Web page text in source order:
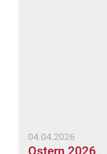
04.04.2026
Ostern 2026